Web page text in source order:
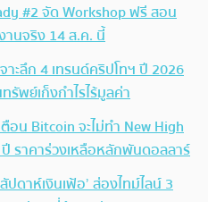
#2 จัด Workshop ฟรี สอน
านจริง 14 ส.ค. นี้
าะลึก 4 เทรนด์คริปโทฯ ปี 2026
พย์เก็งกำไรไร้มูลค่า
ตือน Bitcoin จะไม่ทำ New High
ปี ราคาร่วงเหลือหลักพันดอลลาร์
ปดาห์เงินเฟ้อ’ ส่องไทม์ไลน์ 3